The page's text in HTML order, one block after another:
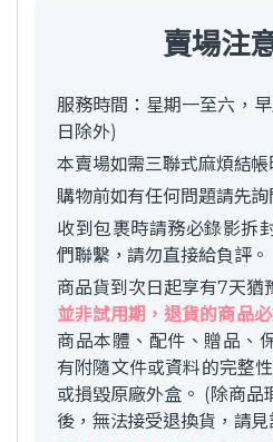
賣場注
服務時間：星期一至六，
日除外)
本賣場如需三聯式麻煩結帳
購物前如有任何問題請先詢
收到包裹時請務必錄影拆
們聯繫，請勿直接給負評。
商品貨到次日起享有7天猶
並非試用期，退貨的商品
商品本體、配件、贈品、
有附隨文件或資料的完整
或損毀原廠外盒。 (除商品
後，無法接受退換貨，請見